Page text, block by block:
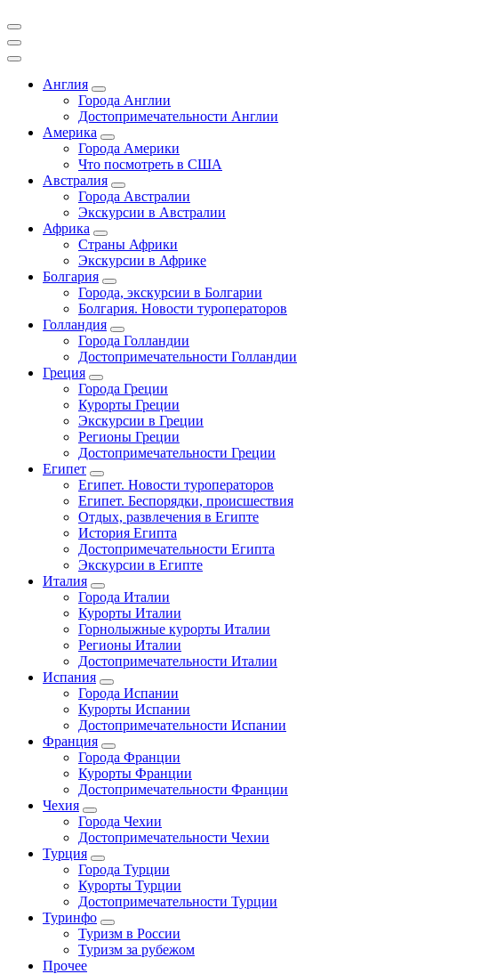
Англия
Города Англии
Достопримечательности Англии
Америка
Города Америки
Что посмотреть в США
Австралия
Города Австралии
Экскурсии в Австралии
Африка
Страны Африки
Экскурсии в Африке
Болгария
Города, экскурсии в Болгарии
Болгария. Новости туроператоров
Голландия
Города Голландии
Достопримечательности Голландии
Греция
Города Греции
Курорты Греции
Экскурсии в Греции
Регионы Греции
Достопримечательности Греции
Египет
Египет. Новости туроператоров
Египет. Беспорядки, происшествия
Отдых, развлечения в Египте
История Египта
Достопримечательности Египта
Экскурсии в Египте
Италия
Города Италии
Курорты Италии
Горнолыжные курорты Италии
Регионы Италии
Достопримечательности Италии
Испания
Города Испании
Курорты Испании
Достопримечательности Испании
Франция
Города Франции
Курорты Франции
Достопримечательности Франции
Чехия
Города Чехии
Достопримечательности Чехии
Турция
Города Турции
Курорты Турции
Достопримечательности Турции
Туринфо
Туризм в России
Туризм за рубежом
Прочее